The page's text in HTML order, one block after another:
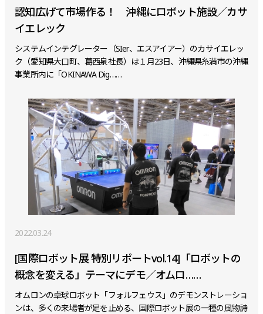
認知広げて市場作る！ 沖縄にロボット施設／カサ
イエレック
システムインテグレーター（SIer、エスアイアー）のカサイエレッ
ク（愛知県大口町、葛西泉社長）は１月23日、沖縄県糸満市の沖縄
事業所内に「OKINAWA Dig……
2022.03.24
[国際ロボット展 特別リポートvol.14]「ロボットの
概念を変える」テーマにデモ／オムロ……
オムロンの卓球ロボット「フォルフェウス」のデモンストレーショ
ンは、多くの来場者が足を止める、国際ロボット展の一種の風物詩